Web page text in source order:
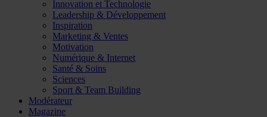
Innovation et Technologie
Leadership & Développement
Inspiration
Marketing & Ventes
Motivation
Numérique & Internet
Santé & Soins
Sciences
Sport & Team Building
Modérateur
Magazine